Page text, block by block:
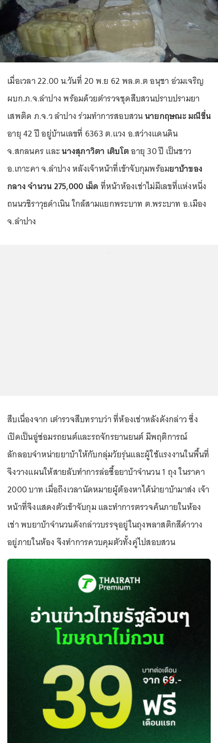
เมื่อเวลา 22.00 น.วันที่ 20 พ.ย 62 พล.ต.ต อนุชา อ่วมเจริญ
ผบก.ภ.จ.ลำปาง พร้อมด้วยตำรวจชุดสืบสวนปราบปรามยา
เสพติด ภ.จ.ว ลำปาง ร่วมทำการสอบสวนนายกฤษณะ มณีชื่น
อายุ 42 ปี อยู่บ้านเลขที่ 6363 ต.แวง อ.สว่างแดนดิน
จ.สกลนคร และนางสุภาวิตา เติบโตอายุ 30 ปี เป็นชาว
อ.เกาะคา จ.ลำปาง หลังเจ้าหน้าที่เข้าจับกุมพร้อมยาบ้าของ
กลาง จำนวน 275,000 เม็ด ที่หน้าห้องเช่าไม่มีเลขที่แห่งหนึ่ง
ถนนวชิราวุธดำเนิน ใกล้สามแยกพระบาท ต.พระบาท อ.เมือง
จ.ลำปาง
สืบเนื่องจาก เตำรวจสืบทราบว่า ที่ห้องเช่าหลังดังกล่าว ซึ่ง
เปิดเป็นอู่ซ่อมรถยนต์และรถจักรยานยนต์ มีพฤติการณ์
ลักลอบจำหน่ายยาบ้าให้กับกลุ่มวัยรุ่นและผู้ใช้แรงงานในพื้นที่
จึงวางแผนให้สายลับทำการล่อซื้อยาบ้าจำนวน 1 ถุง ในราคา
2000 บาท เมื่อถึงเวลานัดหมายผู้ต้องหาได้นำยาบ้ามาส่ง เจ้า
หน้าที่จึงแสดงตัวเข้าจับกุม และทำการตรวจค้นภายในห้อง
เช่า พบยาบ้าจำนวนดังกล่าวบรรจุอยู่ในถุงพลาสติกสีดำวาง
อยู่ภายในห้อง จึงทำการควบคุมตัวทั้งคู่ไปสอบสวน